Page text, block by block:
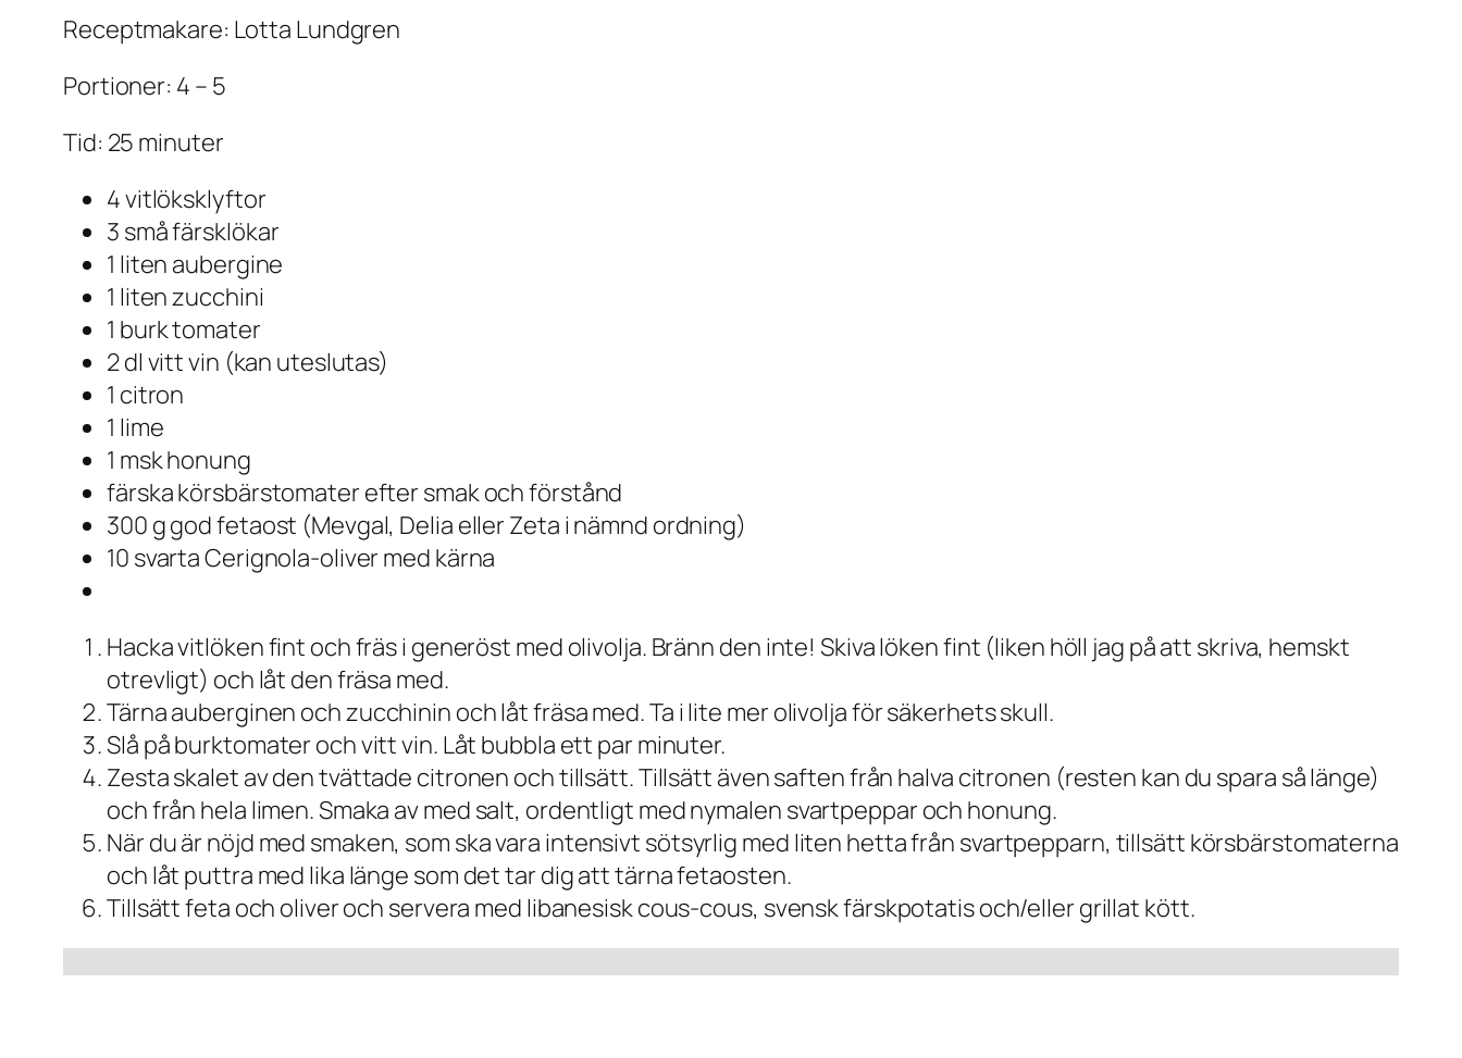
Receptmakare: Lotta Lundgren
Portioner: 4 – 5
Tid: 25 minuter
4 vitlöksklyftor
3 små färsklökar
1 liten aubergine
1 liten zucchini
1 burk tomater
2 dl vitt vin (kan uteslutas)
1 citron
1 lime
1 msk honung
färska körsbärstomater efter smak och förstånd
300 g god fetaost (Mevgal, Delia eller Zeta i nämnd ordning)
10 svarta Cerignola-oliver med kärna
Hacka vitlöken fint och fräs i generöst med olivolja. Bränn den inte! Skiva löken fint (liken höll jag på att skriva, hemskt
otrevligt) och låt den fräsa med.
Tärna auberginen och zucchinin och låt fräsa med. Ta i lite mer olivolja för säkerhets skull.
Slå på burktomater och vitt vin. Låt bubbla ett par minuter.
Zesta skalet av den tvättade citronen och tillsätt. Tillsätt även saften från halva citronen (resten kan du spara så länge)
och från hela limen. Smaka av med salt, ordentligt med nymalen svartpeppar och honung.
När du är nöjd med smaken, som ska vara intensivt sötsyrlig med liten hetta från svartpepparn, tillsätt körsbärstomaterna
och låt puttra med lika länge som det tar dig att tärna fetaosten.
Tillsätt feta och oliver och servera med libanesisk cous-cous, svensk färskpotatis och/eller grillat kött.